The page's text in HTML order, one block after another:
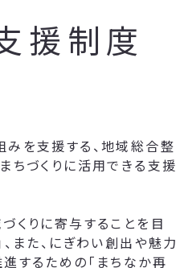
援制度
を支援する、地域総合整
ちづくりに活用できる支援
くりに寄与することを目
また、にぎわい創出や魅力
するための「まちなか再